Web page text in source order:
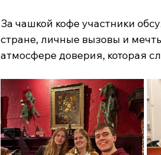
За чашкой кофе участники
стране, личные вызовы и
атмосфере доверия, которая